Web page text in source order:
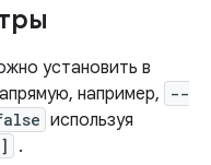
установить в
например,
--
используя
.